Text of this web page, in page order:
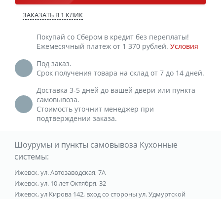
ЗАКАЗАТЬ В 1 КЛИК
Покупай со Сбером в кредит без переплаты!
Ежемесячный платеж от 1 370 рублей. Условия
Под заказ.
Срок получения товара на склад от 7 до 14 дней.
Доставка 3-5 дней до вашей двери или пункта
самовывоза.
Стоимость уточнит менеджер при
подтверждении заказа.
Шоурумы и пункты самовывоза Кухонные
системы:
Ижевск, ул. Автозаводская, 7А
Ижевск, ул. 10 лет Октября, 32
Ижевск, ул Кирова 142, вход со стороны ул. Удмуртской